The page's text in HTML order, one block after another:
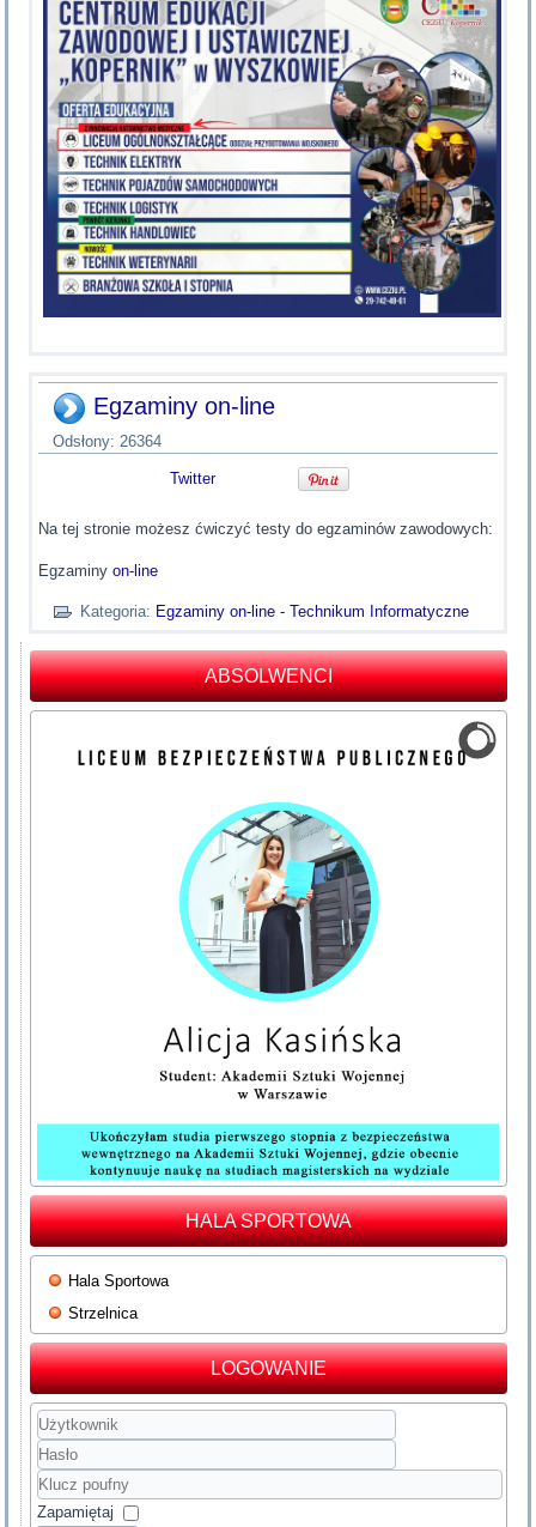
Egzaminy on-line
Odsłony: 26364
Twitter
Na tej stronie możesz ćwiczyć testy do egzaminów zawodowych:
Egzaminyon-line
Kategoria: Egzaminy on-line - Technikum Informatyczne
ABSOLWENCI
HALA SPORTOWA
Hala Sportowa
Strzelnica
LOGOWANIE
Użytkownik
Hasło
Klucz
poufny
Zapamiętaj